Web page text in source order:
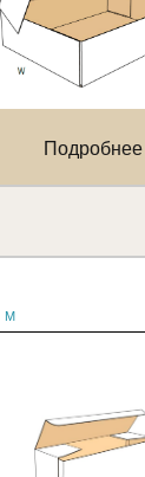
Подробнее
M